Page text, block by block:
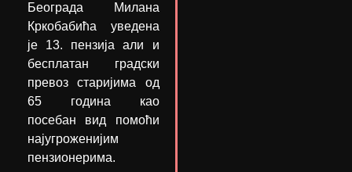
Београда Милана
Кркобабића уведена
је 13. пензија али и
бесплатан градски
превоз старијима од
65 година као
посебан вид помоћи
најугроженијим
пензионерима.